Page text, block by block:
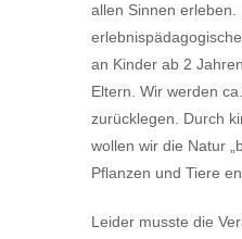
allen Sinnen erleben.
an Kinder ab 2
Eltern. Wir werden
zurücklegen. Durch
wollen wir die Natur
Pflanzen und Tiere
Leider musste die